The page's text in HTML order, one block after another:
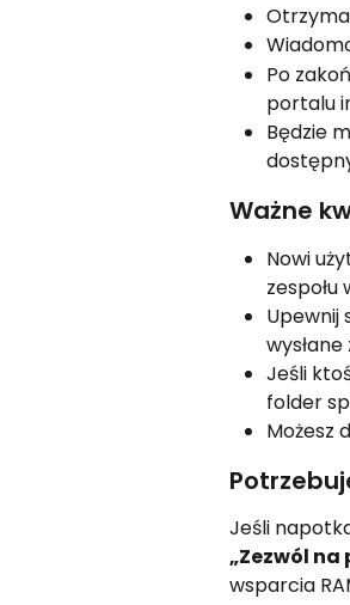
Po
portalu
Będzie
Ważne
Nowi
zespołu
Upewnij
Jeśli
folder
Możesz
Jeśli
„Zezwól
wsparcia